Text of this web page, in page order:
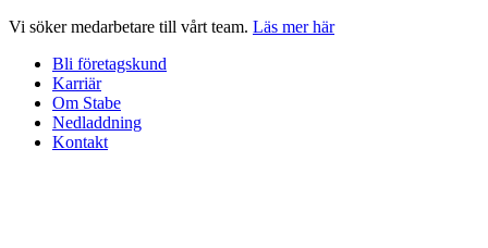
Hoppa
innehåll
Vi söker medarbetare till vårt team. Läs mer här
Bli företagskund
Karriär
Om Stabe
Nedladdning
Kontakt